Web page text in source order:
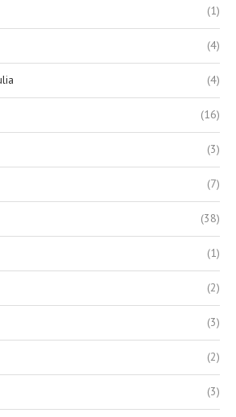
(1)
(4)
(4)
(16)
(3)
(7)
(38)
(1)
(2)
(3)
(2)
(3)